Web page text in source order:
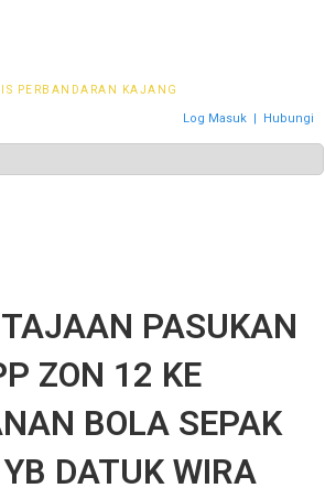
PERBANDARAN KAJANG
Log Masuk | Hubungi
PASUKAN
ZON 12 KE
BOLA SEPAK
DATUK WIRA